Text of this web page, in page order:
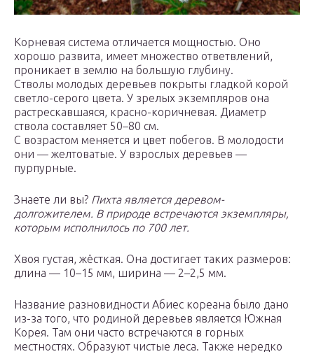
Корневая система отличается мощностью. Оно
хорошо развита, имеет множество ответвлений,
проникает в землю на большую глубину.
Стволы молодых деревьев покрыты гладкой корой
светло-серого цвета. У зрелых экземпляров она
растрескавшаяся, красно-коричневая. Диаметр
ствола составляет 50–80 см.
С возрастом меняется и цвет побегов. В молодости
они — желтоватые. У взрослых деревьев —
пурпурные.
Знаете ли вы? Пихта является деревом-
долгожителем. В природе встречаются экземпляры,
которым исполнилось по 700 лет.
Хвоя густая, жёсткая. Она достигает таких размеров:
длина — 10–15 мм, ширина — 2–2,5 мм.
Название разновидности Абиес кореана было дано
из-за того, что родиной деревьев является Южная
Корея. Там они часто встречаются в горных
местностях. Образуют чистые леса. Также нередко